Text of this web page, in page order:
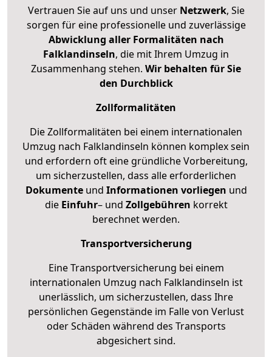
Vertrauen Sie auf uns und unser Netzwerk, Sie
sorgen für eine professionelle und zuverlässige
Abwicklung aller Formalitäten nach
Falklandinseln, die mit Ihrem Umzug in
Zusammenhang stehen. Wir behalten für Sie
den Durchblick
Zollformalitäten
Die Zollformalitäten bei einem internationalen
Umzug nach Falklandinseln können komplex sein
und erfordern oft eine gründliche Vorbereitung,
um sicherzustellen, dass alle erforderlichen
Dokumenteund Informationen vorliegen und
die Einfuhr– und Zollgebühren korrekt
berechnet werden.
Transportversicherung
Eine Transportversicherung bei einem
internationalen Umzug nach Falklandinseln ist
unerlässlich, um sicherzustellen, dass Ihre
persönlichen Gegenstände im Falle von Verlust
oder Schäden während des Transports
abgesichert sind.